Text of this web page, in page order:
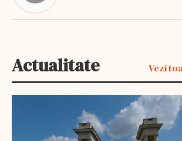
Actualitate Vezi